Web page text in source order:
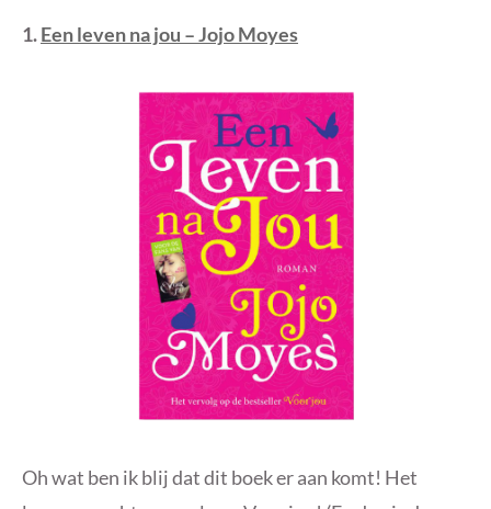
1.Een leven na jou – Jojo Moyes
Oh wat ben ik blij dat dit boek er aan komt! Het